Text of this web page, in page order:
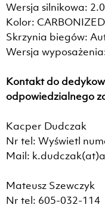
Wersja silnikowa:
Kolor:
Skrzynia biegów:
Wersja
Kontakt do
odpowiedzialnego
Kacper Dudczak
Nr tel: Wyświetl
Mail:
Mateusz Szewczyk
Nr tel: 605-032-114